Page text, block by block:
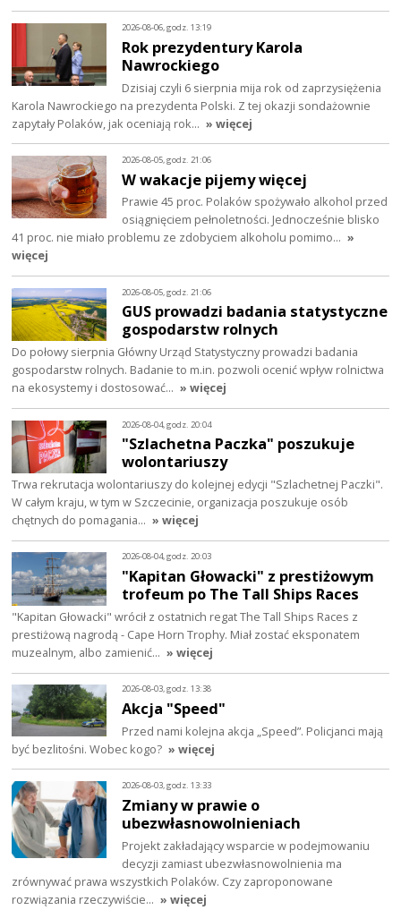
2026-08-06, godz. 13:19
Rok prezydentury Karola
Nawrockiego
Dzisiaj czyli 6 sierpnia mija rok od zaprzysiężenia
Karola Nawrockiego na prezydenta Polski. Z tej okazji sondażownie
zapytały Polaków, jak oceniają rok… » więcej
2026-08-05, godz. 21:06
W wakacje pijemy więcej
Prawie 45 proc. Polaków spożywało alkohol przed
osiągnięciem pełnoletności. Jednocześnie blisko
41 proc. nie miało problemu ze zdobyciem alkoholu pomimo… »
więcej
2026-08-05, godz. 21:06
GUS prowadzi badania statystyczne
gospodarstw rolnych
Do połowy sierpnia Główny Urząd Statystyczny prowadzi badania
gospodarstw rolnych. Badanie to m.in. pozwoli ocenić wpływ rolnictwa
na ekosystemy i dostosować… » więcej
2026-08-04, godz. 20:04
"Szlachetna Paczka" poszukuje
wolontariuszy
Trwa rekrutacja wolontariuszy do kolejnej edycji "Szlachetnej Paczki".
W całym kraju, w tym w Szczecinie, organizacja poszukuje osób
chętnych do pomagania… » więcej
2026-08-04, godz. 20:03
"Kapitan Głowacki" z prestiżowym
trofeum po The Tall Ships Races
"Kapitan Głowacki" wrócił z ostatnich regat The Tall Ships Races z
prestiżową nagrodą - Cape Horn Trophy. Miał zostać eksponatem
muzealnym, albo zamienić… » więcej
2026-08-03, godz. 13:38
Akcja "Speed"
Przed nami kolejna akcja „Speed”. Policjanci mają
być bezlitośni. Wobec kogo? » więcej
2026-08-03, godz. 13:33
Zmiany w prawie o
ubezwłasnowolnieniach
Projekt zakładający wsparcie w podejmowaniu
decyzji zamiast ubezwłasnowolnienia ma
zrównywać prawa wszystkich Polaków. Czy zaproponowane
rozwiązania rzeczywiście… » więcej